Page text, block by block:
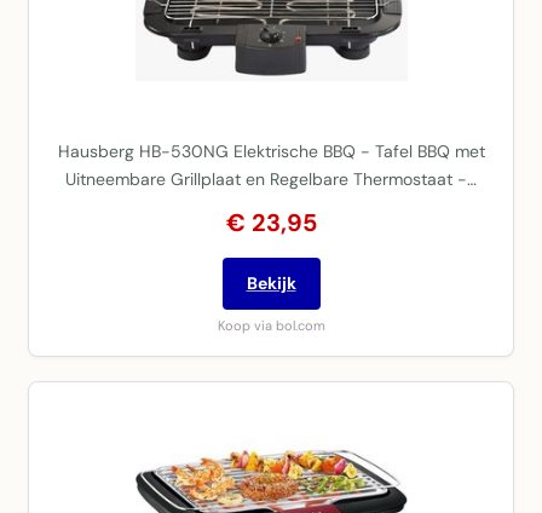
Hausberg HB-530NG Elektrische BBQ - Tafel BBQ met
Uitneembare Grillplaat en Regelbare Thermostaat -…
€ 23,95
Bekijk
Koop via bol.com